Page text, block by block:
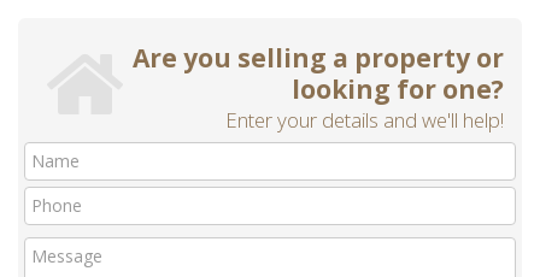
Are you selling a property or
looking for one?
Enter your details and we'll help!